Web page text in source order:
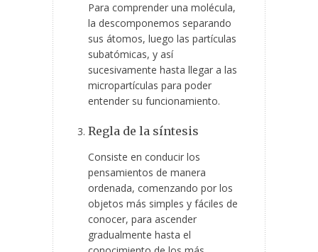
Para comprender una molécula,
la descomponemos separando
sus átomos, luego las partículas
subatómicas, y así
sucesivamente hasta llegar a las
micropartículas para poder
entender su funcionamiento.
Regla de la síntesis
Consiste en conducir los
pensamientos de manera
ordenada, comenzando por los
objetos más simples y fáciles de
conocer, para ascender
gradualmente hasta el